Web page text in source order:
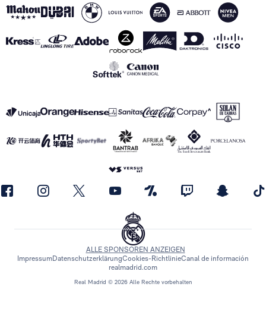
Real Madrid © 2026 Alle Rechte vorbehalten
ALLE SPONSOREN ANZEIGEN
ImpressumDatenschutzerklärungCookies-RichtlinieCanal de información
realmadrid.com